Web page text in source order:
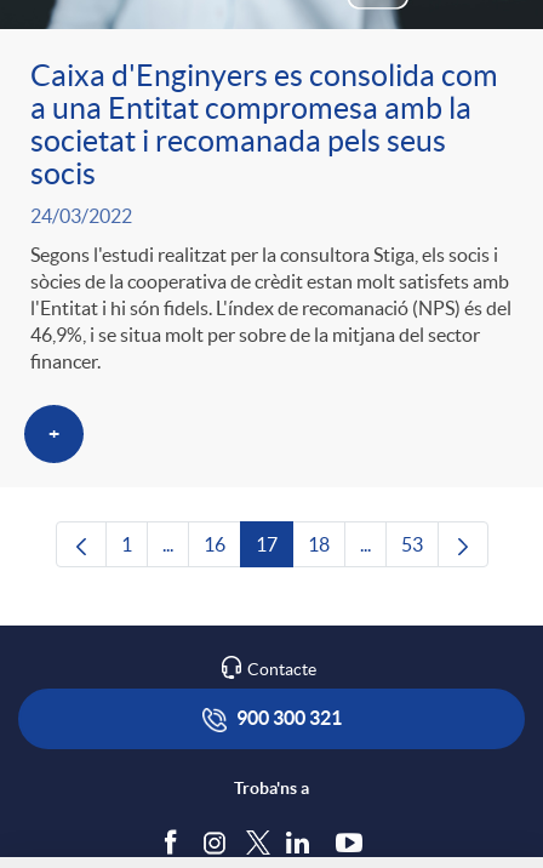
Caixa d'Enginyers es consolida com
a una Entitat compromesa amb la
societat i recomanada pels seus
socis
24/03/2022
Segons l'estudi realitzat per la consultora Stiga, els socis i
sòcies de la cooperativa de crèdit estan molt satisfets amb
l'Entitat i hi són fidels. L'índex de recomanació (NPS) és del
46,9%, i se situa molt per sobre de la mitjana del sector
financer.
+
Pàgina
1 ...Pàgines intermèdies Utilitzeu TAB per
Pàgina
16 Pàgina
17 Pàgina
18 ...Pàgines intermèdies
Pàgina
53
Contacte
900 300 321
Troba'ns a